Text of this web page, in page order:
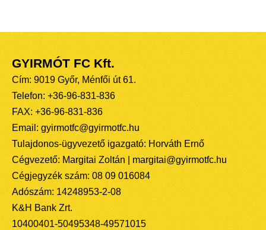
GYIRMÓT FC Kft.
Cím: 9019 Győr, Ménfői út 61.
Telefon: +36-96-831-836
FAX: +36-96-831-836
Email: gyirmotfc@gyirmotfc.hu
Tulajdonos-ügyvezető igazgató: Horváth Ernő
Cégvezető: Margitai Zoltán | margitai@gyirmotfc.hu
Cégjegyzék szám: 08 09 016084
Adószám: 14248953-2-08
K&H Bank Zrt.
10400401-50495348-49571015